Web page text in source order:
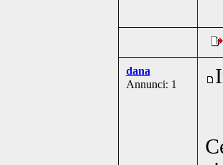
dana
Annunci: 1